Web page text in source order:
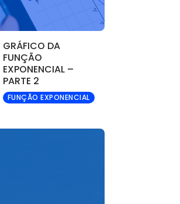
GRÁFICO DA
FUNÇÃO
EXPONENCIAL –
PARTE 2
FUNÇÃO EXPONENCIAL